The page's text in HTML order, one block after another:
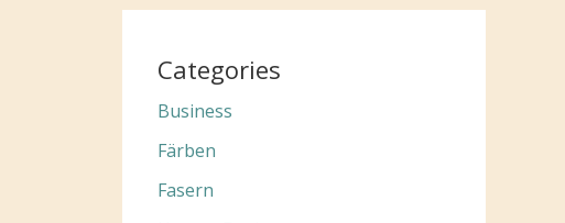
Categories
Business
Färben
Fasern